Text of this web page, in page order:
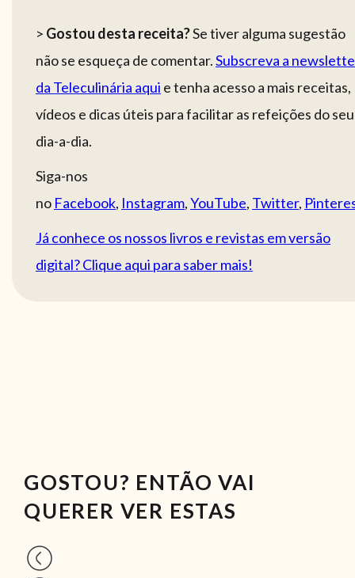
> Gostou desta receita?Se tiver alguma sugestão
não se esqueça de comentar.Subscreva a
da Teleculinária aqui e tenha acesso a mais receitas,
vídeos e dicas úteis para facilitar as refeições do seu
dia-a-dia.
Siga-nos
no Facebook, Instagram,YouTube, Twitter,
Já conhece os nossos livros e revistas em versão
digital? Clique aqui para saber mais!
GOSTOU? ENTÃO VAI
QUERER VER ESTAS